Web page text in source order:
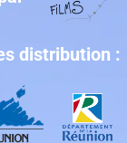
distribution :